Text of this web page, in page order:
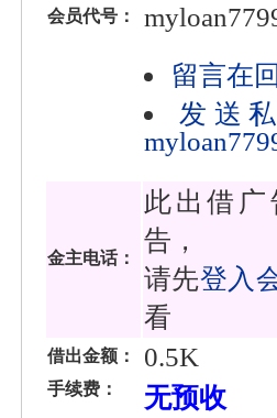
会员代号：
留言在
发送
金主电话：
此出借
告，
请先登入
看
借出金额： 0.5K
手续费： 无预收